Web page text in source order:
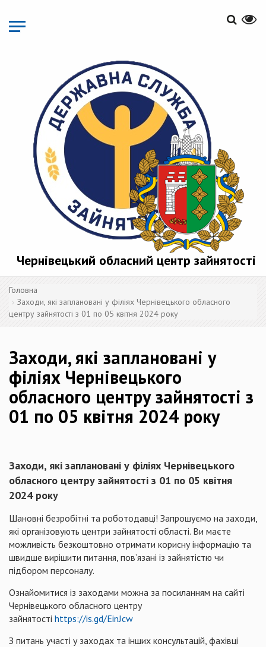
основного
матеріалу
Чернівецький обласний центр зайнятості
Головна
Заходи, які заплановані у філіях Чернівецького обласного
центру зайнятості з 01 по 05 квітня 2024 року
Заходи, які заплановані у
філіях Чернівецького
обласного центру зайнятості з
01 по 05 квітня 2024 року
Заходи, які заплановані у філіях Чернівецького
обласного центру зайнятості з 01 по 05 квітня
2024 року
Шановні безробітні та роботодавці! Запрошуємо на заходи,
які організовують центри зайнятості області. Ви маєте
можливість безкоштовно отримати корисну інформацію та
швидше вирішити питання, пов’язані із зайнятістю чи
підбором персоналу.
Ознайомитися із заходами можна за посиланням на сайті
Чернівецького обласного центру
зайнятості https://is.gd/EinJcw
З питань участі у заходах та інших консультацій, фахівці